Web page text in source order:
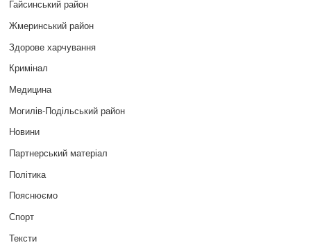
Гайсинський район
Жмеринський район
Здорове харчування
Кримінал
Медицина
Могилів-Подільський район
Новини
Партнерський матеріал
Політика
Пояснюємо
Спорт
Тексти